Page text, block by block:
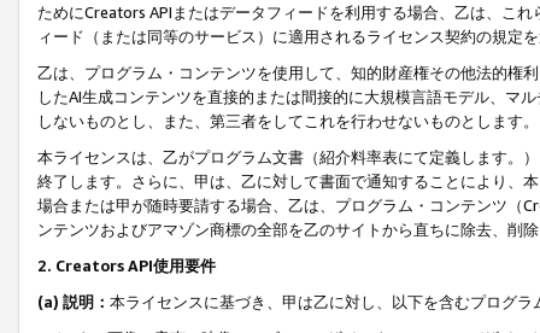
ためにCreators APIまたはデータフィードを利用する場合、乙は、こ
ィード（または同等のサービス）に適用されるライセンス契約の規定
乙は、プログラム・コンテンツを使用して、知的財産権その他法的権
したAI生成コンテンツを直接的または間接的に大規模言語モデル、マ
しないものとし、また、第三者をしてこれを行わせないものとします。
本ライセンスは、乙がプログラム文書（紹介料率表にて定義します。
終了します。さらに、甲は、乙に対して書面で通知することにより、
場合または甲が随時要請する場合、乙は、プログラム・コンテンツ（
ンテンツおよびアマゾン商標の全部を乙のサイトから直ちに除去、削
2. Creators API使用要件
(a) 説明： 本ライセンスに基づき、甲は乙に対し、以下を含むプログ